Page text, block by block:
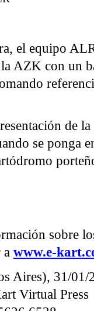
el equipo
AZK con un
de
se ponga
sobre
www.e-
Aires), 31/01/
Virtual Press